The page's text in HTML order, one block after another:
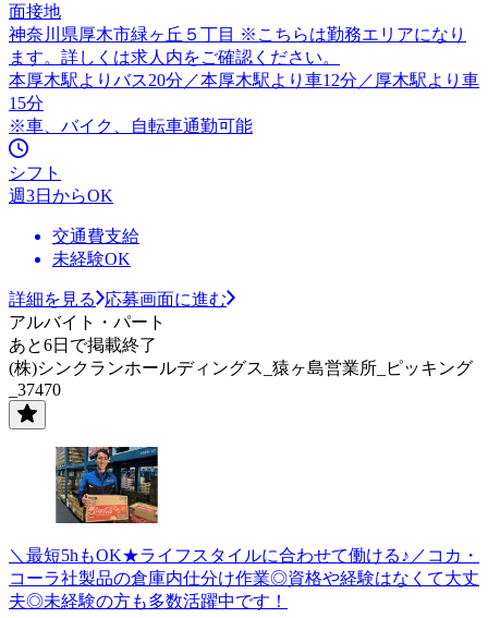
面接地
神奈川県厚木市緑ヶ丘５丁目 ※こちらは勤務エリアになり
ます。詳しくは求人内をご確認ください。
本厚木駅よりバス20分／本厚木駅より車12分／厚木駅より車
15分
※車、バイク、自転車通勤可能
シフト
週3日からOK
交通費支給
未経験OK
詳細を見る
応募画面に進む
アルバイト・パート
あと6日で掲載終了
(株)シンクランホールディングス_猿ヶ島営業所_ピッキング
_37470
＼最短5hもOK★ライフスタイルに合わせて働ける♪／コカ・
コーラ社製品の倉庫内仕分け作業◎資格や経験はなくて大丈
夫◎未経験の方も多数活躍中です！